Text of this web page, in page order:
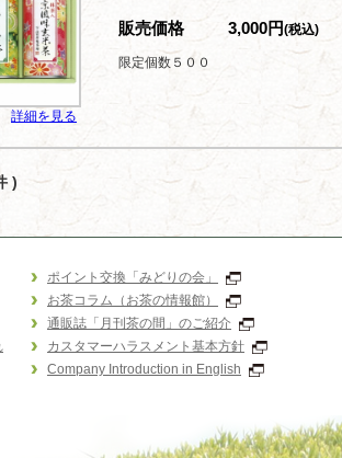
詳細を見る
販売価格 3,000円(税込)
限定個数５００
)
ポイント交換「みどりの会」
お茶コラム（お茶の情報館）
通販誌「月刊茶の間」のご紹介
カスタマーハラスメント基本方針
Company Introduction in English